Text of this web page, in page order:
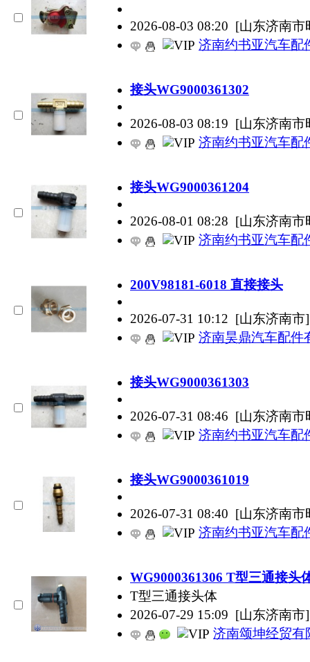
2026-08-03 08:20 [山东济南市
济南约书亚汽车配
接头WG9000361302
2026-08-03 08:19 [山东济南市
济南约书亚汽车配
接头WG9000361204
2026-08-01 08:28 [山东济南市
济南约书亚汽车配
200V98181-6018 直接接头
2026-07-31 10:12 [山东济南市]
济南昊鼎汽车配件
接头WG9000361303
2026-07-31 08:46 [山东济南市
济南约书亚汽车配
接头WG9000361019
2026-07-31 08:40 [山东济南市
济南约书亚汽车配
WG9000361306 T型三通接头
T型三通接头体
2026-07-29 15:09 [山东济南市]
济南颂坤经贸有